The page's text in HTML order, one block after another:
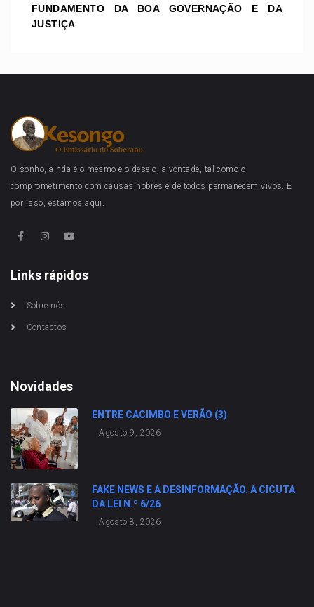
FUNDAMENTO DA BOA GOVERNAÇÃO E DA
JUSTIÇA
O sonho, ainda é o mesmo e o desejo, a vontade, tal como o
comprometimento com causas nobres e de todos permanecem vivos. E
por isso, estamos aqui.
Links rápidos
Sobre nós
Contactos
Novidades
ENTRE CACIMBO E VERÃO (3)
Agosto 9, 2026
FAKE NEWS E A DESINFORMAÇÃO. A CICUTA
DA LEI N.º 6/26
Agosto 8, 2026